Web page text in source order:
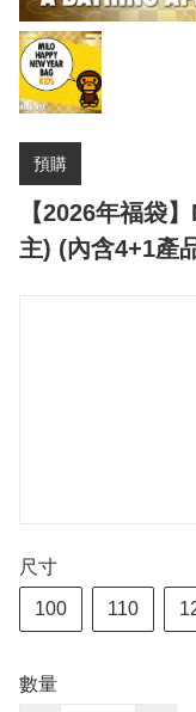
預購
【2026年福袋
主) (內含4+1產
尺寸
100 110
數量